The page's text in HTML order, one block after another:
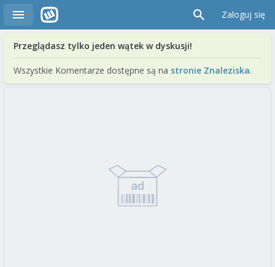
Zaloguj się
Przeglądasz tylko jeden wątek w dyskusji!
Wszystkie Komentarze dostępne są na stronie Znaleziska.